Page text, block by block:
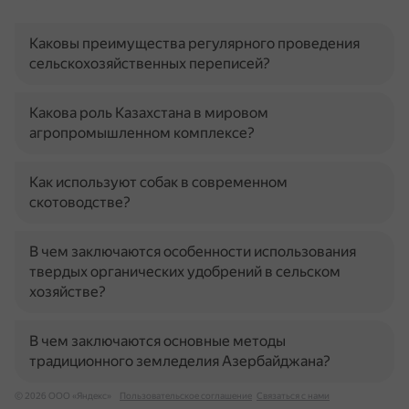
Каковы преимущества регулярного проведения
сельскохозяйственных переписей?
Какова роль Казахстана в мировом
агропромышленном комплексе?
Как используют собак в современном
скотоводстве?
В чем заключаются особенности использования
твердых органических удобрений в сельском
хозяйстве?
В чем заключаются основные методы
традиционного земледелия Азербайджана?
© 2026 ООО «Яндекс» Пользовательское соглашение Связаться с нами